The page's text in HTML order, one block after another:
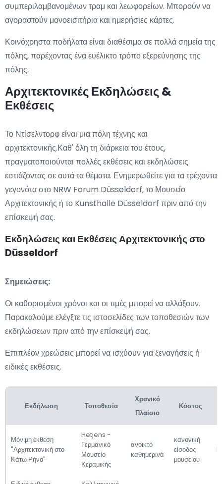
συμπεριλαμβανομένων τραμ και λεωφορείων. Μπορούν να
αγοραστούν μονοεισιτήρια και ημερήσιες κάρτες.
Κοινόχρηστα ποδήλατα είναι διαθέσιμα σε πολλά σημεία της
πόλης, παρέχοντας ένα ευέλικτο τρόπο εξερεύνησης της
πόλης.
Αρχιτεκτονικές Εκδηλώσεις &
Εκθέσεις
Το Ντίσελντορφ είναι μια πόλη τέχνης και
αρχιτεκτονικής.Καθ' όλη τη διάρκεια του έτους,
πραγματοποιούνται πολλές εκθέσεις και εκδηλώσεις
εστιάζοντας σε αυτά τα θέματα. Ενημερωθείτε για τα τρέχοντα
γεγονότα στο NRW Forum Düsseldorf, το Μουσείο
Αρχιτεκτονικής ή το Kunsthalle Düsseldorf πριν από την
επίσκεψή σας.
Εκδηλώσεις και Εκθέσεις Αρχιτεκτονικής στο
Düsseldorf
Σημειώσεις:
Οι καθορισμένοι χρόνοι και οι τιμές μπορεί να αλλάξουν.
Παρακαλούμε ελέγξτε τις ιστοσελίδες των τοποθεσιών των
εκδηλώσεων πριν από την επίσκεψή σας.
Επιπλέον χρεώσεις μπορεί να ισχύουν για ξεναγήσεις ή
ειδικές εκθέσεις.
Εκδήλωση Τοποθεσία
Χρονικό
Πλαίσιο
Κόστος
Μόνιμη έκθεση
"Αρχιτεκτονική στο
Κάτω Ρήνο"
Hetjens -
Γερμανικό
Μουσείο
Κεραμικής
ανοικτό
καθημερινά
κανονική
είσοδος
μουσείου